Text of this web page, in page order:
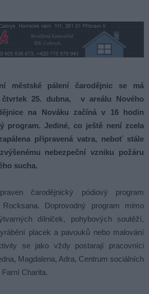
městské pálení čarodějnic se má
25. dubna, v areálu Nového
na Nováku začíná v 16 hodin
program. Jediné, co ještě není zcela
připravená vatra, neboť stále
nebezpeční vzniku požáru
sucha.
čarodějnický pódiový program
Doprovodný program mimo
dílniček, pohybových soutěží,
placek a pavouků nebo malování
se jako vždy postarají pracovníci
Magdalena, Adra, Centrum sociálních
Charita.